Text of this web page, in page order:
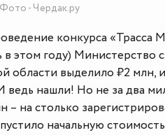
Фото - Чердак.ру
конкурса «Трасса
этом году) Министерство
области выделило ₽2 млн,
ведь нашли! Но не за два
– на столько
начальную